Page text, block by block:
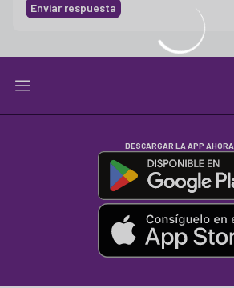
Enviar respuesta
DESCARGAR LA APP AHORA